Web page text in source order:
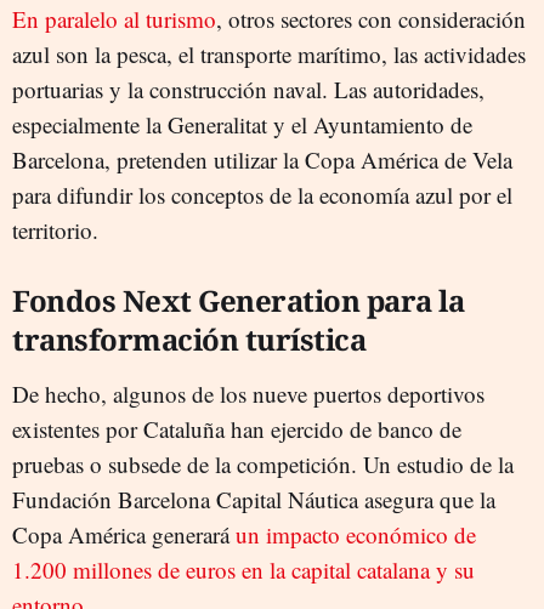
En paralelo al turismo, otros sectores con consideración
azul son la pesca, el transporte marítimo, las actividades
portuarias y la construcción naval. Las autoridades,
especialmente la Generalitat y el Ayuntamiento de
Barcelona, pretenden utilizar la Copa América de Vela
para difundir los conceptos de la economía azul por el
territorio.
Fondos Next Generation para la
transformación turística
De hecho, algunos de los nueve puertos deportivos
existentes por Cataluña han ejercido de banco de
pruebas o subsede de la competición. Un estudio de la
Fundación Barcelona Capital Náutica asegura que la
Copa América generaráun impacto económico de
1.200 millones de euros en la capital catalana y su